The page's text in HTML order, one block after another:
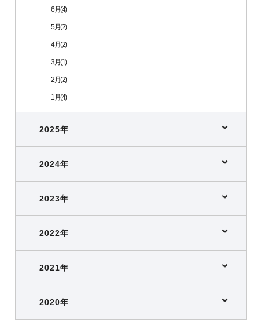
6月(4)
5月(2)
4月(2)
3月(1)
2月(2)
1月(4)
2025年
2024年
2023年
2022年
2021年
2020年